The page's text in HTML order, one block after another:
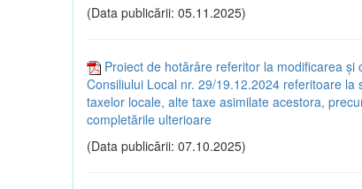
(Data publicării: 05.11.2025)
Proiect de hotărâre referitor la modificarea
Consiliului Local nr. 29/19.12.2024 referitoare
taxelor locale, alte taxe asimilate acestora,
completările ulterioare
(Data publicării: 07.10.2025)